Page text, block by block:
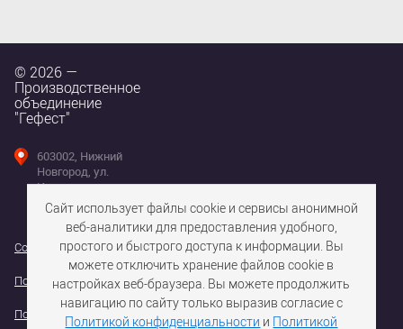
© 2026 —
Производственное
объединение
"Гефест"
603002, Нижний
Новгород, ул.
Интернациональная,
д. 100
Согласие на использование файлов cookie
Политика конфедициальности персональных данных
Политика обработки персональных данных
Сайт использует файлы cookie и сервисы анонимной
веб-аналитики для предоставления удобного,
простого и быстрого доступа к информации. Вы
можете отключить хранение файлов cookie в
настройках веб-браузера. Вы можете продолжить
навигацию по сайту только выразив согласие с
Политикой конфиденциальности и Политикой